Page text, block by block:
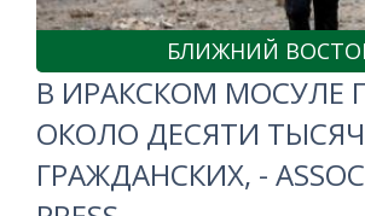
БЛИЖНИЙ
В ИРАКСКОМ МОСУЛЕ
ОКОЛО ДЕСЯТИ ТЫСЯЧ
ГРАЖДАНСКИХ, -